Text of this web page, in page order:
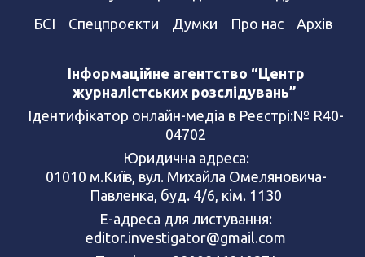
БСІ
Спецпроєкти Думки Про нас Архів
Інформаційне агентство “Центр
журналістських розслідувань”
Ідентифікатор онлайн-медіа в Реєстрі:№ R40-
04702
Юридична адреса:
01010 м.Київ, вул. Михайла Омеляновича-
Павленка, буд. 4/6, кім. 1130
Е-адреса для листування:
editor.investigator@gmail.com